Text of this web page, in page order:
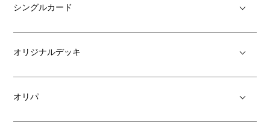
シングルカード
オリジナルデッキ
オリパ